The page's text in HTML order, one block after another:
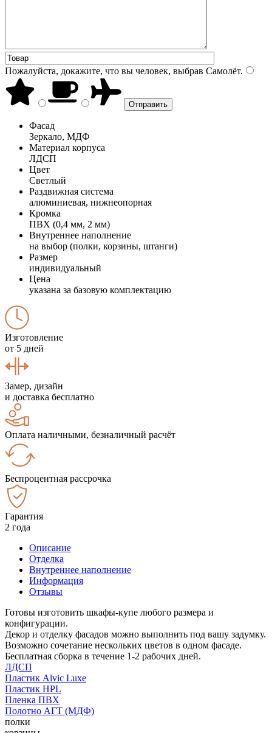
Пожалуйста, докажите, что вы человек, выбрав Самолёт.
Фасад
Зеркало, МДФ
Материал корпуса
ЛДСП
Цвет
Светлый
Раздвижная система
алюминиевая, нижнеопорная
Кромка
ПВХ (0,4 мм, 2 мм)
Внутреннее наполнение
на выбор (полки, корзины, штанги)
Размер
индивидуальный
Цена
указана за базовую комплектацию
Изготовление
от 5 дней
Замер, дизайн
и доставка бесплатно
Оплата наличными, безналичный расчёт
Беспроцентная рассрочка
Гарантия
2 года
Описание
Отделка
Внутреннее наполнение
Информация
Отзывы
Готовы изготовить шкафы-купе любого размера и
конфигурации.
Декор и отделку фасадов можно выполнить под вашу задумку.
Возможно сочетание нескольких цветов в одном фасаде.
Бесплатная сборка в течение 1-2 рабочих дней.
ЛДСП
Пластик Alvic Luxe
Пластик HPL
Пленка ПВХ
Полотно АГТ (МДФ)
полки